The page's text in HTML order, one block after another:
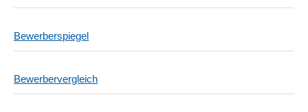
Bewerberspiegel
Bewerbervergleich